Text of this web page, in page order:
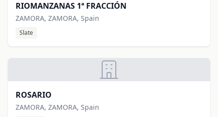
RIOMANZANAS 1ª FRACCIÓN
ZAMORA, ZAMORA, Spain
Slate
ROSARIO
ZAMORA, ZAMORA, Spain